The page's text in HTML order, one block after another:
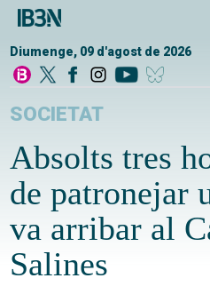
Diumenge, 09 d'agost de 2026
SOCIETAT
Absolts tres
de patronejar
va arribar al
Salines